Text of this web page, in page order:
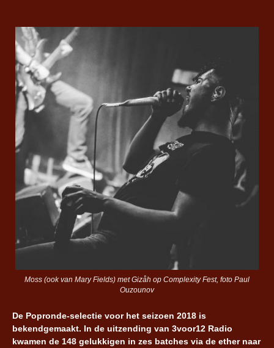
Moss (ook van Mary Fields) met Gizåh op Complexity Fest, foto Paul
Ouzounov
De Popronde-selectie voor het seizoen 2018 is
bekendgemaakt. In de uitzending van 3voor12 Radio
kwamen de 148 gelukkigen in zes batches via de ether naar